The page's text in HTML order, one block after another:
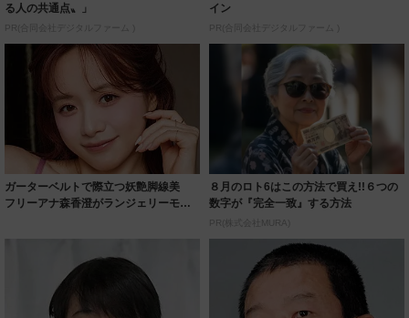
る人の共通点〟」
PR(合同会社デジタルファーム )
イン
PR(合同会社デジタルファーム )
ガーターベルトで際立つ妖艶脚線美
フリーアナ森香澄がランジェリーモデ
８月のロト6はこの方法で買え!!６つの
数字が『完全一致』する方法
PR(株式会社MURA)